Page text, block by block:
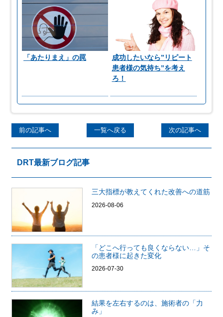
「あたりまえ」の罠
成功したいなら”リピート
患者様の気持ち”を考え
ろ！
前の記事へ 一覧へ戻る 次の記事へ
DRT最新ブログ記事
三大指標が教えてくれた改善への道筋
2026-08-06
「どこへ行っても良くならない…」そ
の患者様に起きた変化
2026-07-30
結果を左右するのは、施術者の「力
み」